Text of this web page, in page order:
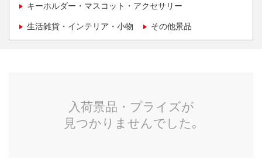
キーホルダー・マスコット・アクセサリー
生活雑貨・インテリア・小物 その他景品